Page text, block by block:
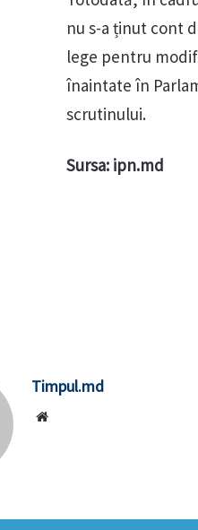
nu s-a ținut cont
lege pentru
înaintate în
scrutinului.
Sursa: ipn.md
Timpul.md